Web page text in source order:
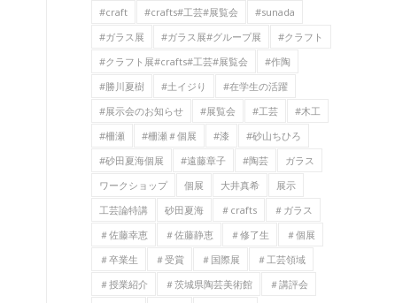
#craft #crafts#工芸#展覧会
#sunada
#ガラス展
#ガラス展#グループ展
#クラフト
#クラフト展#crafts#工芸#展覧会
#作陶
#勝川夏樹
#土イジり
#在学生の活躍
#展示会のお知らせ
#展覧会 #工芸
#木工
#柵瀬
#柵瀬＃個展 #漆
#砂山ちひろ
#砂田夏海個展
#遠藤章子 #陶芸
ガラス
ワークショップ
個展 大井真希
展示
工芸論特講
砂田夏海 ＃crafts
＃ガラス
＃佐藤幸恵
＃佐藤静恵 ＃修了生
＃個展
＃卒業生
＃受賞 ＃国際展
＃工芸領域
＃授業紹介
＃茨城県陶芸美術館
＃講評会